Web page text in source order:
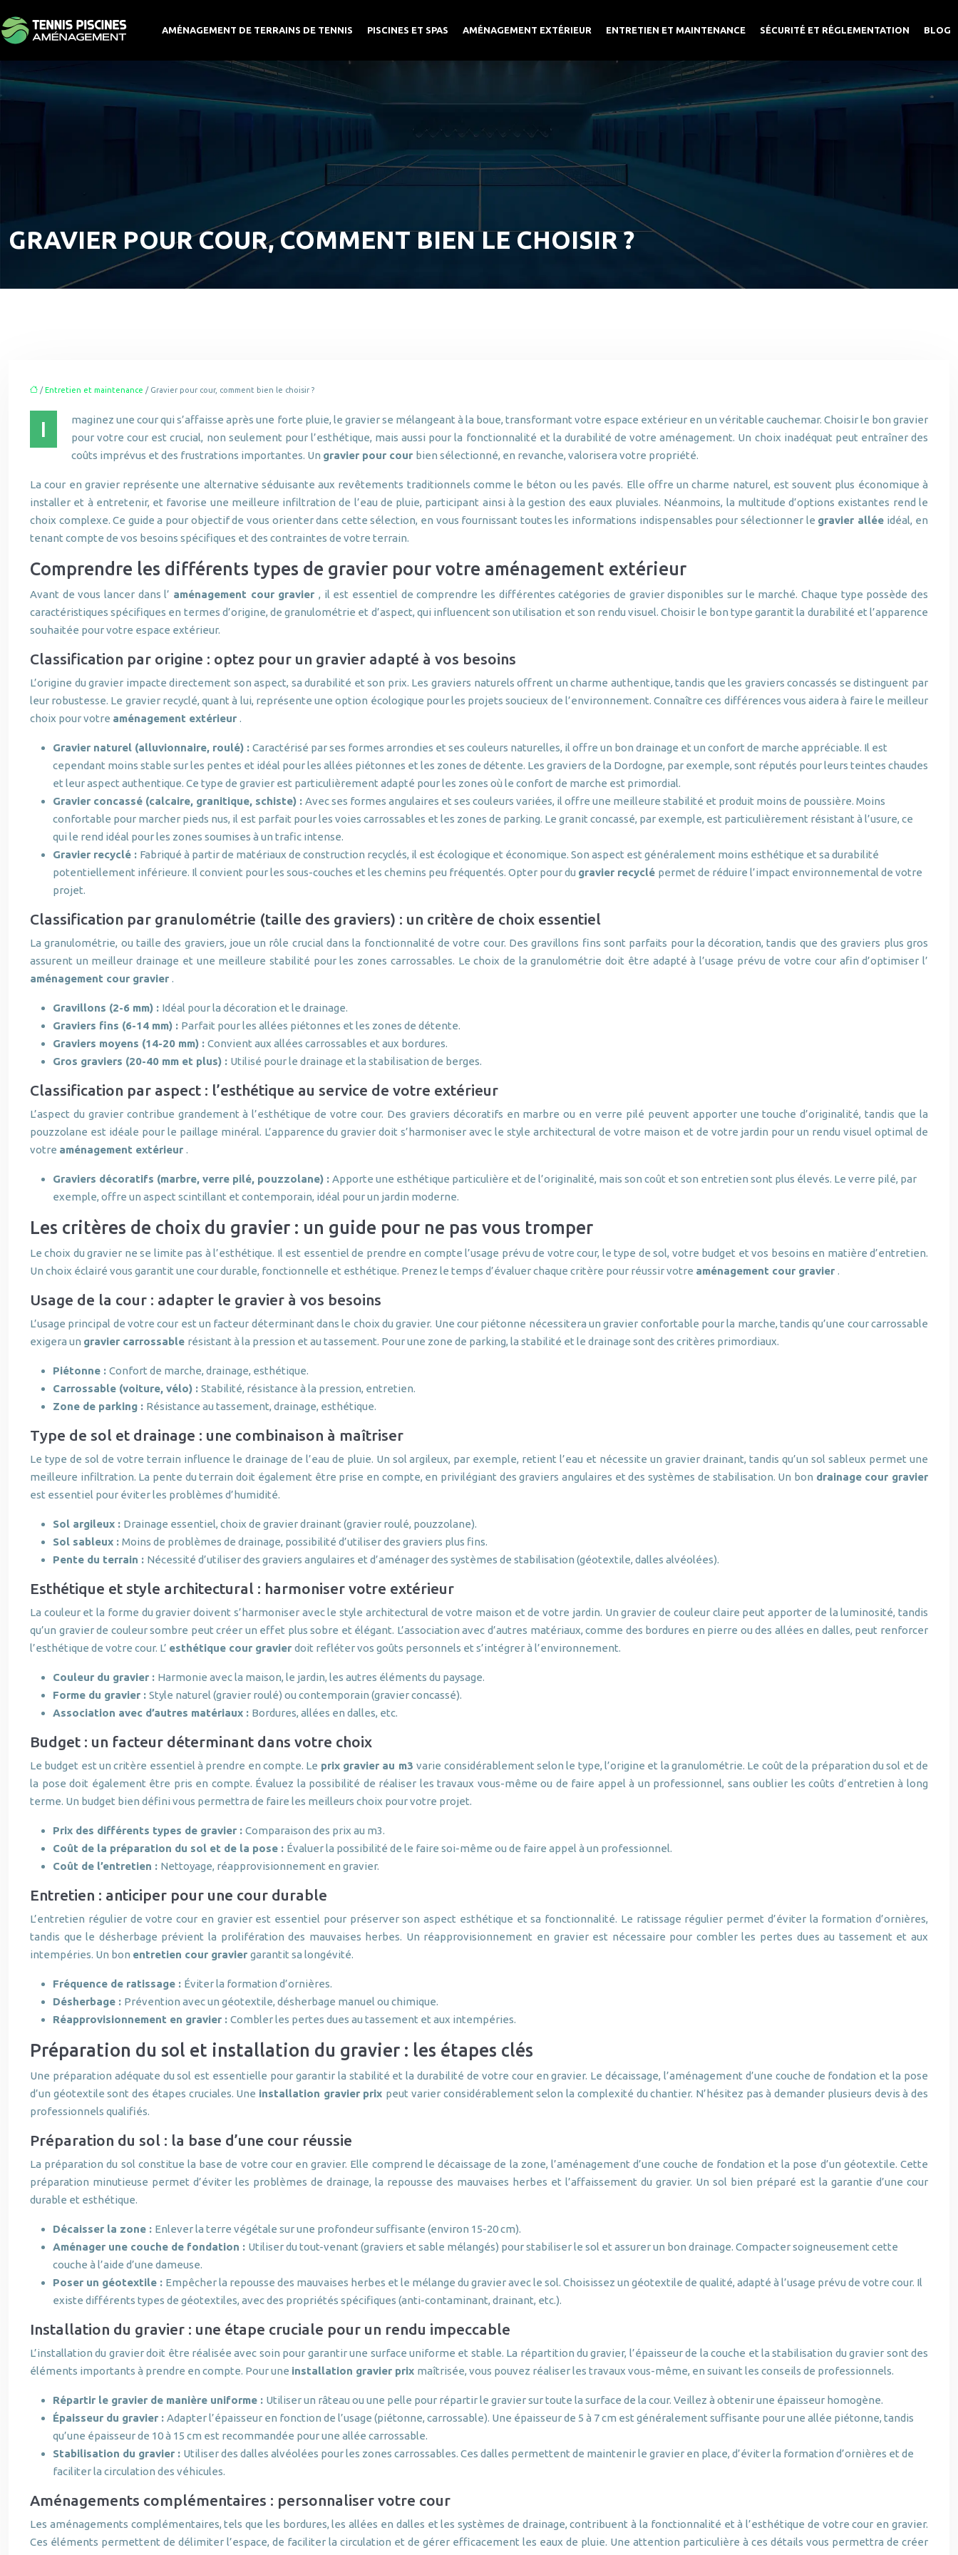
AMÉNAGEMENT DE TERRAINS DE TENNIS PISCINES ET SPAS AMÉNAGEMENT EXTÉRIEUR ENTRETIEN ET MAINTENANCE SÉCURITÉ ET RÉGLEMENTATION BLOG
GRAVIER POUR COUR, COMMENT BIEN LE CHOISIR ?
/Entretien et maintenance / Gravier pour cour, comment bien le choisir ?
I
maginez une cour qui s’affaisse après une forte pluie, le gravier se mélangeant à la boue, transformant votre espace extérieur en un véritable cauchemar. Choisir le bon gravier
pour votre cour est crucial, non seulement pour l’esthétique, mais aussi pour la fonctionnalité et la durabilité de votre aménagement. Un choix inadéquat peut entraîner des
coûts imprévus et des frustrations importantes. Un gravier pour cour bien sélectionné, en revanche, valorisera votre propriété.
La cour en gravier représente une alternative séduisante aux revêtements traditionnels comme le béton ou les pavés. Elle offre un charme naturel, est souvent plus économique à
installer et à entretenir, et favorise une meilleure infiltration de l’eau de pluie, participant ainsi à la gestion des eaux pluviales. Néanmoins, la multitude d’options existantes rend le
choix complexe. Ce guide a pour objectif de vous orienter dans cette sélection, en vous fournissant toutes les informations indispensables pour sélectionner le gravier allée idéal, en
tenant compte de vos besoins spécifiques et des contraintes de votre terrain.
Comprendre les différents types de gravier pour votre aménagement extérieur
Avant de vous lancer dans l’ aménagement cour gravier , il est essentiel de comprendre les différentes catégories de gravier disponibles sur le marché. Chaque type possède des
caractéristiques spécifiques en termes d’origine, de granulométrie et d’aspect, qui influencent son utilisation et son rendu visuel. Choisir le bon type garantit la durabilité et l’apparence
souhaitée pour votre espace extérieur.
Classification par origine : optez pour un gravier adapté à vos besoins
L’origine du gravier impacte directement son aspect, sa durabilité et son prix. Les graviers naturels offrent un charme authentique, tandis que les graviers concassés se distinguent par
leur robustesse. Le gravier recyclé, quant à lui, représente une option écologique pour les projets soucieux de l’environnement. Connaître ces différences vous aidera à faire le meilleur
choix pour votre aménagement extérieur .
Gravier naturel (alluvionnaire, roulé) : Caractérisé par ses formes arrondies et ses couleurs naturelles, il offre un bon drainage et un confort de marche appréciable. Il est
cependant moins stable sur les pentes et idéal pour les allées piétonnes et les zones de détente. Les graviers de la Dordogne, par exemple, sont réputés pour leurs teintes chaudes
et leur aspect authentique. Ce type de gravier est particulièrement adapté pour les zones où le confort de marche est primordial.
Gravier concassé (calcaire, granitique, schiste) : Avec ses formes angulaires et ses couleurs variées, il offre une meilleure stabilité et produit moins de poussière. Moins
confortable pour marcher pieds nus, il est parfait pour les voies carrossables et les zones de parking. Le granit concassé, par exemple, est particulièrement résistant à l’usure, ce
qui le rend idéal pour les zones soumises à un trafic intense.
Gravier recyclé : Fabriqué à partir de matériaux de construction recyclés, il est écologique et économique. Son aspect est généralement moins esthétique et sa durabilité
potentiellement inférieure. Il convient pour les sous-couches et les chemins peu fréquentés. Opter pour du gravier recyclé permet de réduire l’impact environnemental de votre
projet.
Classification par granulométrie (taille des graviers) : un critère de choix essentiel
La granulométrie, ou taille des graviers, joue un rôle crucial dans la fonctionnalité de votre cour. Des gravillons fins sont parfaits pour la décoration, tandis que des graviers plus gros
assurent un meilleur drainage et une meilleure stabilité pour les zones carrossables. Le choix de la granulométrie doit être adapté à l’usage prévu de votre cour afin d’optimiser l’
aménagement cour gravier .
Gravillons (2-6 mm) : Idéal pour la décoration et le drainage.
Graviers fins (6-14 mm) : Parfait pour les allées piétonnes et les zones de détente.
Graviers moyens (14-20 mm) : Convient aux allées carrossables et aux bordures.
Gros graviers (20-40 mm et plus) : Utilisé pour le drainage et la stabilisation de berges.
Classification par aspect : l’esthétique au service de votre extérieur
L’aspect du gravier contribue grandement à l’esthétique de votre cour. Des graviers décoratifs en marbre ou en verre pilé peuvent apporter une touche d’originalité, tandis que la
pouzzolane est idéale pour le paillage minéral. L’apparence du gravier doit s’harmoniser avec le style architectural de votre maison et de votre jardin pour un rendu visuel optimal de
votre aménagement extérieur .
Graviers décoratifs (marbre, verre pilé, pouzzolane) : Apporte une esthétique particulière et de l’originalité, mais son coût et son entretien sont plus élevés. Le verre pilé, par
exemple, offre un aspect scintillant et contemporain, idéal pour un jardin moderne.
Les critères de choix du gravier : un guide pour ne pas vous tromper
Le choix du gravier ne se limite pas à l’esthétique. Il est essentiel de prendre en compte l’usage prévu de votre cour, le type de sol, votre budget et vos besoins en matière d’entretien.
Un choix éclairé vous garantit une cour durable, fonctionnelle et esthétique. Prenez le temps d’évaluer chaque critère pour réussir votre aménagement cour gravier .
Usage de la cour : adapter le gravier à vos besoins
L’usage principal de votre cour est un facteur déterminant dans le choix du gravier. Une cour piétonne nécessitera un gravier confortable pour la marche, tandis qu’une cour carrossable
exigera un gravier carrossable résistant à la pression et au tassement. Pour une zone de parking, la stabilité et le drainage sont des critères primordiaux.
Piétonne : Confort de marche, drainage, esthétique.
Carrossable (voiture, vélo) : Stabilité, résistance à la pression, entretien.
Zone de parking : Résistance au tassement, drainage, esthétique.
Type de sol et drainage : une combinaison à maîtriser
Le type de sol de votre terrain influence le drainage de l’eau de pluie. Un sol argileux, par exemple, retient l’eau et nécessite un gravier drainant, tandis qu’un sol sableux permet une
meilleure infiltration. La pente du terrain doit également être prise en compte, en privilégiant des graviers angulaires et des systèmes de stabilisation. Un bon drainage cour gravier
est essentiel pour éviter les problèmes d’humidité.
Sol argileux : Drainage essentiel, choix de gravier drainant (gravier roulé, pouzzolane).
Sol sableux : Moins de problèmes de drainage, possibilité d’utiliser des graviers plus fins.
Pente du terrain : Nécessité d’utiliser des graviers angulaires et d’aménager des systèmes de stabilisation (géotextile, dalles alvéolées).
Esthétique et style architectural : harmoniser votre extérieur
La couleur et la forme du gravier doivent s’harmoniser avec le style architectural de votre maison et de votre jardin. Un gravier de couleur claire peut apporter de la luminosité, tandis
qu’un gravier de couleur sombre peut créer un effet plus sobre et élégant. L’association avec d’autres matériaux, comme des bordures en pierre ou des allées en dalles, peut renforcer
l’esthétique de votre cour. L’ esthétique cour gravier doit refléter vos goûts personnels et s’intégrer à l’environnement.
Couleur du gravier : Harmonie avec la maison, le jardin, les autres éléments du paysage.
Forme du gravier : Style naturel (gravier roulé) ou contemporain (gravier concassé).
Association avec d’autres matériaux : Bordures, allées en dalles, etc.
Budget : un facteur déterminant dans votre choix
Le budget est un critère essentiel à prendre en compte. Le prix gravier au m3varie considérablement selon le type, l’origine et la granulométrie. Le coût de la préparation du sol et de
la pose doit également être pris en compte. Évaluez la possibilité de réaliser les travaux vous-même ou de faire appel à un professionnel, sans oublier les coûts d’entretien à long
terme. Un budget bien défini vous permettra de faire les meilleurs choix pour votre projet.
Prix des différents types de gravier : Comparaison des prix au m3.
Coût de la préparation du sol et de la pose : Évaluer la possibilité de le faire soi-même ou de faire appel à un professionnel.
Coût de l’entretien : Nettoyage, réapprovisionnement en gravier.
Entretien : anticiper pour une cour durable
L’entretien régulier de votre cour en gravier est essentiel pour préserver son aspect esthétique et sa fonctionnalité. Le ratissage régulier permet d’éviter la formation d’ornières,
tandis que le désherbage prévient la prolifération des mauvaises herbes. Un réapprovisionnement en gravier est nécessaire pour combler les pertes dues au tassement et aux
intempéries. Un bon entretien cour gravier garantit sa longévité.
Fréquence de ratissage : Éviter la formation d’ornières.
Désherbage : Prévention avec un géotextile, désherbage manuel ou chimique.
Réapprovisionnement en gravier : Combler les pertes dues au tassement et aux intempéries.
Préparation du sol et installation du gravier : les étapes clés
Une préparation adéquate du sol est essentielle pour garantir la stabilité et la durabilité de votre cour en gravier. Le décaissage, l’aménagement d’une couche de fondation et la pose
d’un géotextile sont des étapes cruciales. Une installation gravier prix peut varier considérablement selon la complexité du chantier. N’hésitez pas à demander plusieurs devis à des
professionnels qualifiés.
Préparation du sol : la base d’une cour réussie
La préparation du sol constitue la base de votre cour en gravier. Elle comprend le décaissage de la zone, l’aménagement d’une couche de fondation et la pose d’un géotextile. Cette
préparation minutieuse permet d’éviter les problèmes de drainage, la repousse des mauvaises herbes et l’affaissement du gravier. Un sol bien préparé est la garantie d’une cour
durable et esthétique.
Décaisser la zone : Enlever la terre végétale sur une profondeur suffisante (environ 15-20 cm).
Aménager une couche de fondation : Utiliser du tout-venant (graviers et sable mélangés) pour stabiliser le sol et assurer un bon drainage. Compacter soigneusement cette
couche à l’aide d’une dameuse.
Poser un géotextile : Empêcher la repousse des mauvaises herbes et le mélange du gravier avec le sol. Choisissez un géotextile de qualité, adapté à l’usage prévu de votre cour. Il
existe différents types de géotextiles, avec des propriétés spécifiques (anti-contaminant, drainant, etc.).
Installation du gravier : une étape cruciale pour un rendu impeccable
L’installation du gravier doit être réalisée avec soin pour garantir une surface uniforme et stable. La répartition du gravier, l’épaisseur de la couche et la stabilisation du gravier sont des
éléments importants à prendre en compte. Pour une installation gravier prix maîtrisée, vous pouvez réaliser les travaux vous-même, en suivant les conseils de professionnels.
Répartir le gravier de manière uniforme : Utiliser un râteau ou une pelle pour répartir le gravier sur toute la surface de la cour. Veillez à obtenir une épaisseur homogène.
Épaisseur du gravier : Adapter l’épaisseur en fonction de l’usage (piétonne, carrossable). Une épaisseur de 5 à 7 cm est généralement suffisante pour une allée piétonne, tandis
qu’une épaisseur de 10 à 15 cm est recommandée pour une allée carrossable.
Stabilisation du gravier : Utiliser des dalles alvéolées pour les zones carrossables. Ces dalles permettent de maintenir le gravier en place, d’éviter la formation d’ornières et de
faciliter la circulation des véhicules.
Aménagements complémentaires : personnaliser votre cour
Les aménagements complémentaires, tels que les bordures, les allées en dalles et les systèmes de drainage, contribuent à la fonctionnalité et à l’esthétique de votre cour en gravier.
Ces éléments permettent de délimiter l’espace, de faciliter la circulation et de gérer efficacement les eaux de pluie. Une attention particulière à ces détails vous permettra de créer